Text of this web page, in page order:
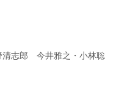
志郎 今井雅之・小林聡